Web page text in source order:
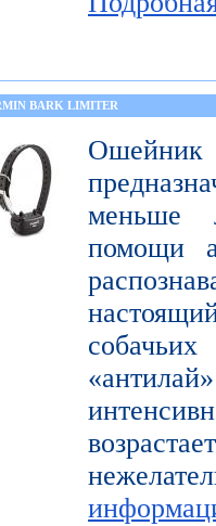
BARK LIMITER
меньше
помощи